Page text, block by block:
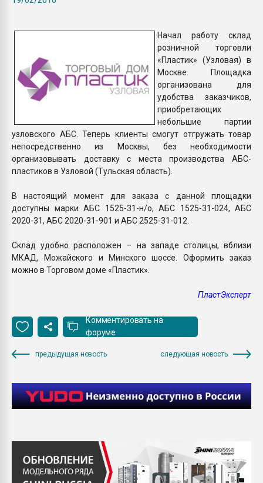
ПЕРЕЙТИ НА
Начал работу склад
розничной торговли
«Пластик» (Узловая) в
Москве. Площадка
организована для
удобства заказчиков,
приобретающих
небольшие партии
узловского АБС. Теперь клиенты смогут отгружать товар
непосредственно из Москвы, без необходимости
организовывать доставку с места производства АБС-
пластиков в Узловой (Тульская область).
В настоящий момент для заказа с данной площадки
доступны марки АБС 1525-31-н/о, АБС 1525-31-024, АБС
2020-31, АБС 2020-31-901 и АБС 2525-31-012.
Склад удобно расположен – на западе столицы, вблизи
МКАД, Можайского и Минского шоссе. Оформить заказ
можно в Торговом доме «Пластик».
ПластЭксперт
Комментировать на
форуме
предыдущая новость следующая новость